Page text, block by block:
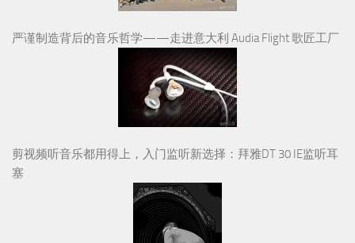
严谨制造背后的音乐哲学——走进意大利 Audia Flight 歌匠工厂
剪视频听音乐都用得上，入门监听新选择：拜雅DT 30 IE监听耳
塞